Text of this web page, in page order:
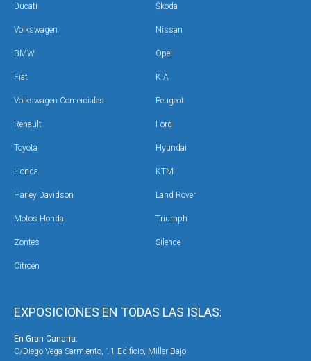
EXPOSICIONES EN TODAS LAS ISLAS:
En Gran Canaria:
C/Diego Vega Sarmiento, 11 Edificio, Miller Bajo
Ducati Škoda
Volkswagen Nissan
BMW Opel
Fiat KIA
Volkswagen Comerciales Peugeot
Renault Ford
Toyota Hyundai
Honda KTM
Harley Davidson Land Rover
Motos Honda Triumph
Zontes Silence
Citroën